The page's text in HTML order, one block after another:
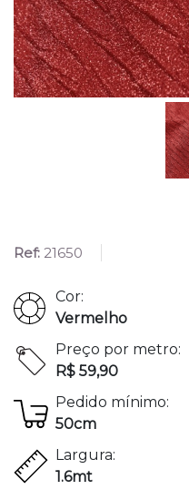
Ref: 21650
Cor:
Vermelho
Preço por metro:
R$ 59,90
Pedido mínimo:
50cm
Largura:
1.6mt